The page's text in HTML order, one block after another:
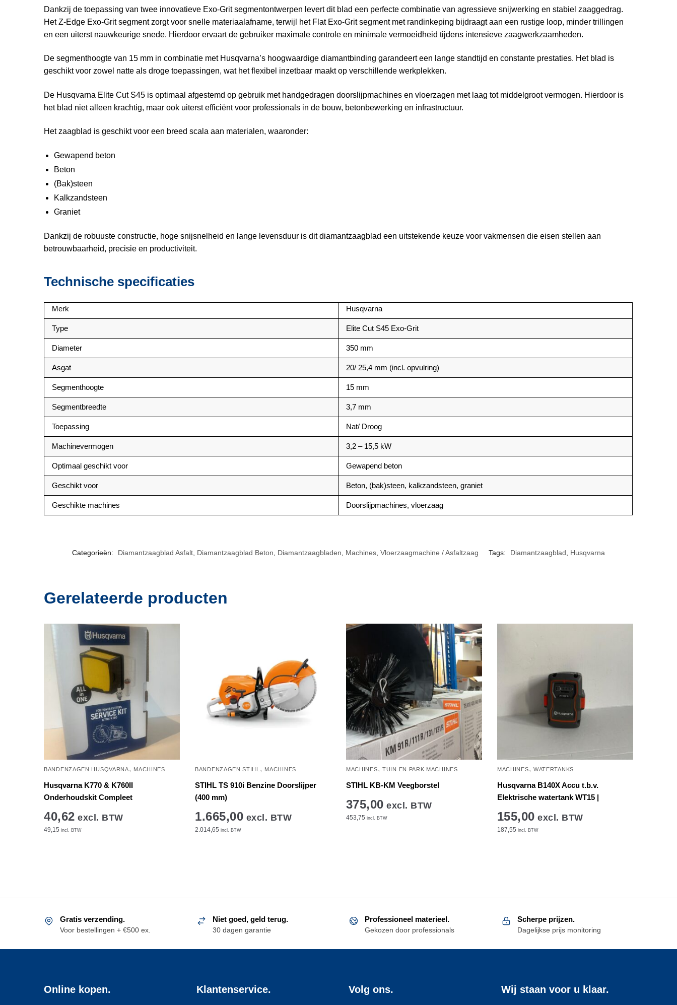
Dankzij de toepassing van twee innovatieve Exo-Grit segmentontwerpen levert dit blad een perfecte combinatie van agressieve snijwerking en stabiel zaaggedrag.
Het Z-Edge Exo-Grit segment zorgt voor snelle materiaalafname, terwijl het Flat Exo-Grit segment met randinkeping bijdraagt aan een rustige loop, minder trillingen
en een uiterst nauwkeurige snede. Hierdoor ervaart de gebruiker maximale controle en minimale vermoeidheid tijdens intensieve zaagwerkzaamheden.
De segmenthoogte van 15 mm in combinatie met Husqvarna’s hoogwaardige diamantbinding garandeert een lange standtijd en constante prestaties. Het blad is
geschikt voor zowel natte als droge toepassingen, wat het flexibel inzetbaar maakt op verschillende werkplekken.
De Husqvarna Elite Cut S45 is optimaal afgestemd op gebruik met handgedragen doorslijpmachines en vloerzagen met laag tot middelgroot vermogen. Hierdoor is
het blad niet alleen krachtig, maar ook uiterst efficiënt voor professionals in de bouw, betonbewerking en infrastructuur.
Het zaagblad is geschikt voor een breed scala aan materialen, waaronder:
Gewapend beton
Beton
(Bak)steen
Kalkzandsteen
Graniet
Dankzij de robuuste constructie, hoge snijsnelheid en lange levensduur is dit diamantzaagblad een uitstekende keuze voor vakmensen die eisen stellen aan
betrouwbaarheid, precisie en productiviteit.
Technische specificaties
Merk Husqvarna
Type Elite Cut S45 Exo-Grit
Diameter 350 mm
Asgat 20/ 25,4 mm (incl. opvulring)
Segmenthoogte 15 mm
Segmentbreedte 3,7 mm
Toepassing Nat/ Droog
Machinevermogen 3,2 – 15,5 kW
Optimaal geschikt voor Gewapend beton
Geschikt voor Beton, (bak)steen, kalkzandsteen, graniet
Geschikte machines Doorslijpmachines, vloerzaag
Categorieën: Diamantzaagblad Asfalt, Diamantzaagblad Beton, Diamantzaagbladen, Machines, Vloerzaagmachine / Asfaltzaag Tags: Diamantzaagblad, Husqvarna
Gerelateerde producten
BANDENZAGEN HUSQVARNA, MACHINES
Husqvarna K770 & K760II
Onderhoudskit Compleet
40,62 excl. BTW
49,15 incl. BTW
BANDENZAGEN STIHL , MACHINES
STIHL TS 910i Benzine Doorslijper
(400 mm)
1.665,00 excl. BTW
2.014,65 incl. BTW
MACHINES, TUIN EN PARK MACHINES
STIHL KB-KM Veegborstel
375,00 excl. BTW
453,75 incl. BTW
MACHINES, WATERTANKS
Husqvarna B140X Accu t.b.v.
Elektrische watertank WT15 |
155,00 excl. BTW
187,55 incl. BTW
Gratis verzending.
Voor bestellingen + €500 ex.
Niet goed, geld terug.
30 dagen garantie
Professioneel materieel.
Gekozen door professionals
Scherpe prijzen.
Dagelijkse prijs monitoring
Online kopen. Klantenservice. Volg ons. Wij staan voor u klaar.